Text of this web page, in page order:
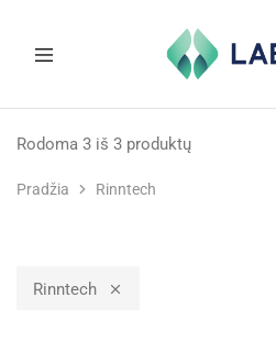
ir
medicininė
Pradžia Rinntech
Rodoma 3 iš 3 produktų
Rinntech